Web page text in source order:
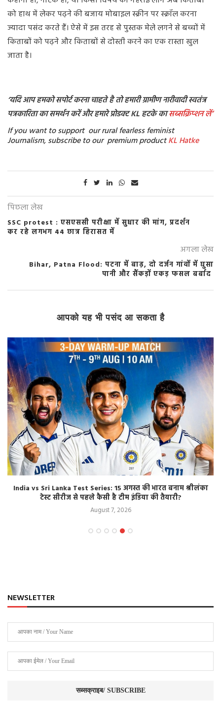
को हाथ में लेकर पढ़ने की बजाय मोबाइल स्क्रीन पर स्क्रॉल करना
ज्यादा पसंद करते हैं। ऐसे में इस तरह से पुस्तक मेले लगने से बच्चों में
किताबों को पढ़ने और किताबों से दोस्ती करने का एक रास्ता खुल
जाता है।
‘यदि आप हमको सपोर्ट करना चाहते है तो हमारी ग्रामीण नारीवादी स्वतंत्र
पत्रकारिता का समर्थन करें और हमारे प्रोडक्ट KL हटके कासब्सक्रिप्शनलें’
If you want to support our rural fearless feminist
Journalism, subscribe to our premium productKL Hatke
पिछला लेख
SSC protest : एसएससी परीक्षा में सुधार की मांग, प्रदर्शन
कर रहे लगभग 44 छात्र हिरासत में
अगला लेख
Bihar, Patna Flood: पटना में बाढ़, दो दर्जन गांवों में घुसा
पानी और सैंकड़ों एकड़ फसल बर्बाद
आपको यह भी पसंद आ सकता है
India vs Sri Lanka Test Series: 15 अगस्त की भारत बनाम श्रीलंका
टेस्ट सीरीज से पहले कैसी है टीम इंडिया की तैयारी?
August 7, 2026
NEWSLETTER